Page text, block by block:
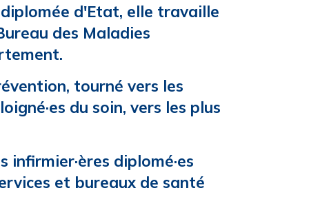
d'Etat, elle travaille
des Maladies
tourné vers les
du soin, vers les plus
diplomé·es
et bureaux de santé